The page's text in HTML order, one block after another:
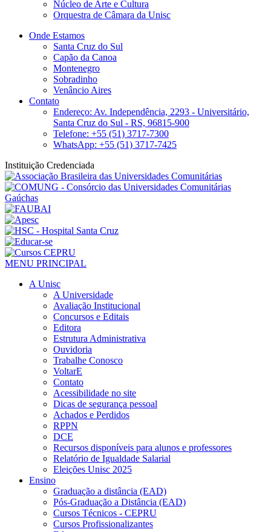
Núcleo de Arte e Cultura
Orquestra de Câmara da Unisc
Onde Estamos
Santa Cruz do Sul
Capão da Canoa
Montenegro
Sobradinho
Venâncio Aires
Contato
Endereço: Av. Independência, 2293 - Universitário,
Santa Cruz do Sul - RS, 96815-900
Telefone: +55 (51) 3717-7300
WhatsApp: +55 (51) 3717-7425
Instituição Credenciada
MENU PRINCIPAL
A Unisc
A Universidade
Avaliação Institucional
Concursos e Editais
Editora
Estrutura Administrativa
Ouvidoria
Trabalhe Conosco
VoltarE
Contato
Acessibilidade no site
Dicas de segurança pessoal
Achados e Perdidos
RPPN
DCE
Recursos disponíveis para alunos e professores
Relatório de Igualdade Salarial
Eleições Unisc 2025
Ensino
Graduação a distância (EAD)
Pós-Graduação a Distância (EAD)
Cursos Técnicos - CEPRU
Cursos Profissionalizantes